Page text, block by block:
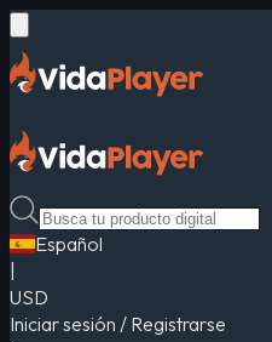
Español
USD
Iniciar sesión / Registrarse